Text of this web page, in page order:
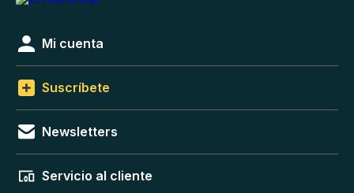
Mi cuenta
Suscríbete
Newsletters
Servicio al cliente